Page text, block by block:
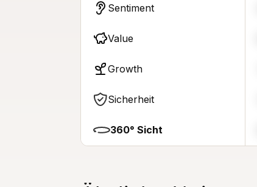
Sentiment
Value
Growth
Sicherheit
360° Sicht